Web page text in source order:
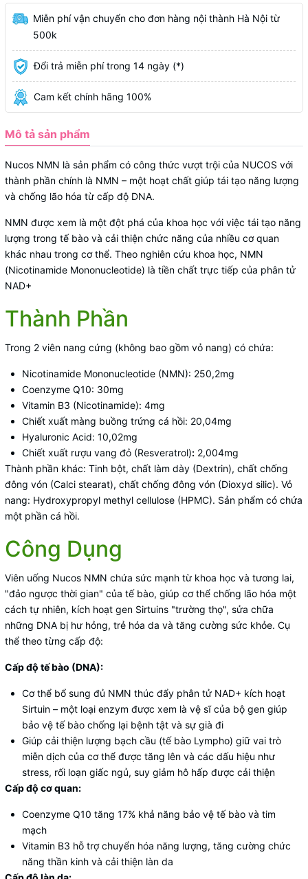
Miễn phí vận chuyển cho đơn hàng nội thành Hà Nội từ
500k
Đổi trả miễn phí trong 14 ngày (*)
Cam kết chính hãng 100%
Mô tả sản phẩm
Nucos NMN là sản phẩm có công thức vượt trội của NUCOS với
thành phần chính là NMN – một hoạt chất giúp tái tạo năng lượng
và chống lão hóa từ cấp độ DNA.
NMN được xem là một đột phá của khoa học với việc tái tạo năng
lượng trong tế bào và cải thiện chức năng của nhiều cơ quan
khác nhau trong cơ thể. Theo nghiên cứu khoa học, NMN
(Nicotinamide Mononucleotide) là tiền chất trực tiếp của phân tử
NAD+
Thành Phần
Trong 2 viên nang cứng (không bao gồm vỏ nang) có chứa:
Nicotinamide Mononucleotide (NMN): 250,2mg
Coenzyme Q10: 30mg
Vitamin B3 (Nicotinamide): 4mg
Chiết xuất màng buồng trứng cá hồi: 20,04mg
Hyaluronic Acid: 10,02mg
Chiết xuất rượu vang đỏ (Resveratrol): 2,004mg
Thành phần khác: Tinh bột, chất làm dày (Dextrin), chất chống
đông vón (Calci stearat), chất chống đông vón (Dioxyd silic). Vỏ
nang: Hydroxypropyl methyl cellulose (HPMC). Sản phẩm có chứa
một phần cá hồi.
Công Dụng
Viên uống Nucos NMN chứa sức mạnh từ khoa học và tương lai,
"đảo ngược thời gian" của tế bào, giúp cơ thể chống lão hóa một
cách tự nhiên, kích hoạt gen Sirtuins "trường thọ", sửa chữa
những DNA bị hư hỏng, trẻ hóa da và tăng cường sức khỏe. Cụ
thể theo từng cấp độ:
Cấp độ tế bào (DNA):
Cơ thể bổ sung đủ NMN thúc đẩy phân tử NAD+ kích hoạt
Sirtuin – một loại enzym được xem là vệ sĩ của bộ gen giúp
bảo vệ tế bào chống lại bệnh tật và sự già đi
Giúp cải thiện lượng bạch cầu (tế bào Lympho) giữ vai trò
miễn dịch của cơ thể được tăng lên và các dấu hiệu như
stress, rối loạn giấc ngủ, suy giảm hô hấp được cải thiện
Cấp độ cơ quan:
Coenzyme Q10 tăng 17% khả năng bảo vệ tế bào và tim
mạch
Vitamin B3 hỗ trợ chuyển hóa năng lượng, tăng cường chức
năng thần kinh và cải thiện làn da